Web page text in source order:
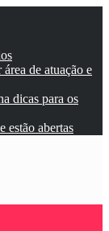
de atuação e
dicas para os
estão abertas